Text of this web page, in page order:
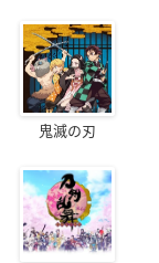
鬼滅の刃